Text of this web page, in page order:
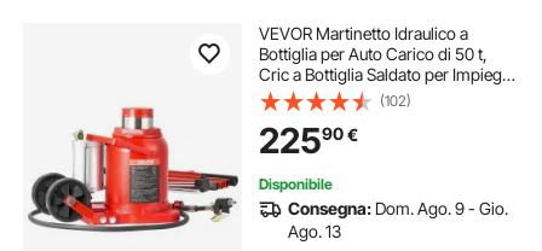
VEVOR Martinetto Idraulico a
Bottiglia per Auto Carico di 50 t,
Cric a Bottiglia Saldato per Impieghi
Gravosi Pneumatico o Manuale con
Pompa per SUV, Camion, Camper,
Riparazione Auto, Rosso
(102)
22590€
Disponibile
Consegna: Dom. Ago. 9 - Gio.
Ago. 13